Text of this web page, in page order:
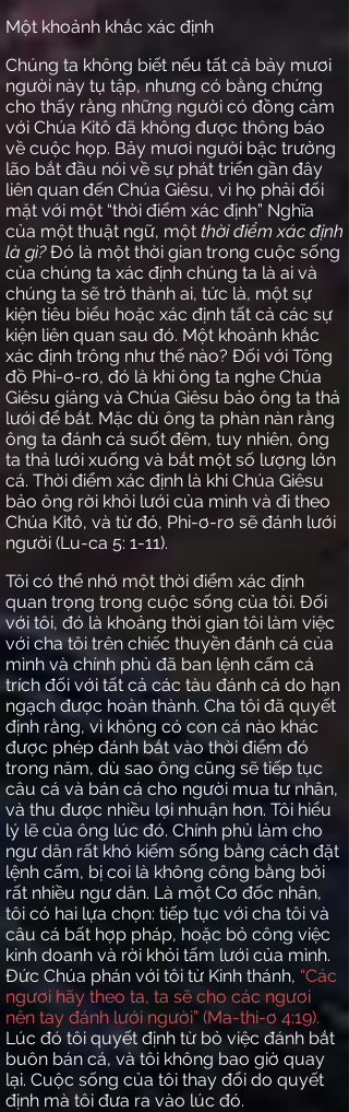
Một khoảnh khắc xác định
Chúng ta không biết nếu tất cả bảy mươi
người này tụ tập, nhưng có bằng chứng
cho thấy rằng những người có đồng cảm
với Chúa Kitô đã không được thông báo
về cuộc họp. Bảy mươi người bậc trưởng
lão bắt đầu nói về sự phát triển gần đây
liên quan đến Chúa Giêsu, vì họ phải đối
mặt với một “thời điểm xác định” Nghĩa
của một thuật ngữ, một thời điểm xác định
là gì?Đó là một thời gian trong cuộc sống
của chúng ta xác định chúng ta là ai và
chúng ta sẽ trở thành ai, tức là, một sự
kiện tiêu biểu hoặc xác định tất cả các sự
kiện liên quan sau đó. Một khoảnh khắc
xác định trông như thế nào? Đối với Tông
đồ Phi-ơ-rơ, đó là khi ông ta nghe Chúa
Giêsu giảng và Chúa Giêsu bảo ông ta thả
lưới để bắt. Mặc dù ông ta phàn nàn rằng
ông ta đánh cá suốt đêm, tuy nhiên, ông
ta thả lưới xuống và bắt một số lượng lớn
cá. Thời điểm xác định là khi Chúa Giêsu
bảo ông rời khỏi lưới của mình và đi theo
Chúa Kitô, và từ đó, Phi-ơ-rơ sẽ đánh lưới
người (Lu-ca 5: 1-11).
Tôi có thể nhớ một thời điểm xác định
quan trọng trong cuộc sống của tôi. Đối
với tôi, đó là khoảng thời gian tôi làm việc
với cha tôi trên chiếc thuyền đánh cá của
mình và chính phủ đã ban lệnh cấm cá
trích đối với tất cả các tàu đánh cá do hạn
ngạch được hoàn thành. Cha tôi đã quyết
định rằng, vì không có con cá nào khác
được phép đánh bắt vào thời điểm đó
trong năm, dù sao ông cũng sẽ tiếp tục
câu cá và bán cá cho người mua tư nhân,
và thu được nhiều lợi nhuận hơn. Tôi hiểu
lý lẽ của ông lúc đó. Chính phủ làm cho
ngư dân rất khó kiếm sống bằng cách đặt
lệnh cấm, bị coi là không công bằng bởi
rất nhiều ngư dân. Là một Cơ đốc nhân,
tôi có hai lựa chọn: tiếp tục với cha tôi và
câu cá bất hợp pháp, hoặc bỏ công việc
kinh doanh và rời khỏi tấm lưới của mình.
Đức Chúa phán với tôi từ Kinh thánh, “Các
ngươi hãy theo ta, ta sẽ cho các ngươi
nên tay đánh lưới người” (Ma-thi-ơ 4:19).
Lúc đó tôi quyết định từ bỏ việc đánh bắt
buôn bán cá, và tôi không bao giờ quay
lại. Cuộc sống của tôi thay đổi do quyết
định mà tôi đưa ra vào lúc đó.